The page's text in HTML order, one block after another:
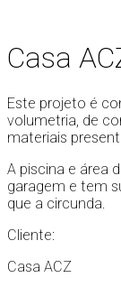
Casa
Este projeto é
volumetria, de
materiais
A piscina e área
garagem e tem
que a circunda.
Cliente:
Casa ACZ